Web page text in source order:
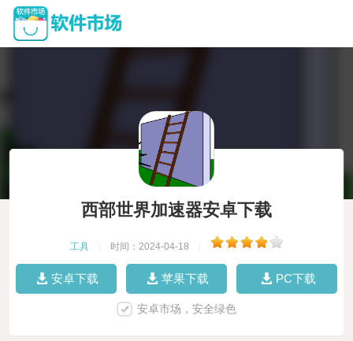
西部世界加速器安卓下载
工具 时间：2024-04-18
安卓下载 苹果下载 PC下载
安卓市场，安全绿色